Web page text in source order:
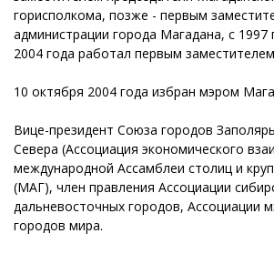
горисполкома, позже - первым
администрации города Магадана, с 1997
2004 года работал первым
10 октября 2004 года избран мэром
Вице-президент Союза городов
Севера (Ассоциация экономического
международной Ассамблеи столиц и
(МАГ), член правления Ассоциации
дальневосточных городов, Ассоциации
городов мира.